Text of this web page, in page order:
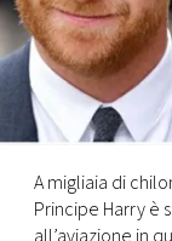
TV
DI
MONACO
RMC
A migliaia di
Principe Harry è